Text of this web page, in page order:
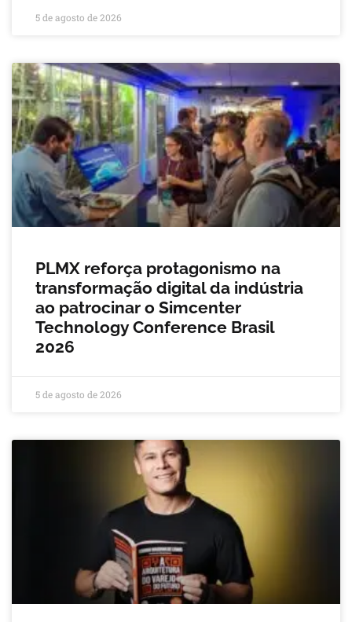
5 de agosto de 2026
PLMX reforça protagonismo na
transformação digital da indústria
ao patrocinar o Simcenter
Technology Conference Brasil
2026
5 de agosto de 2026